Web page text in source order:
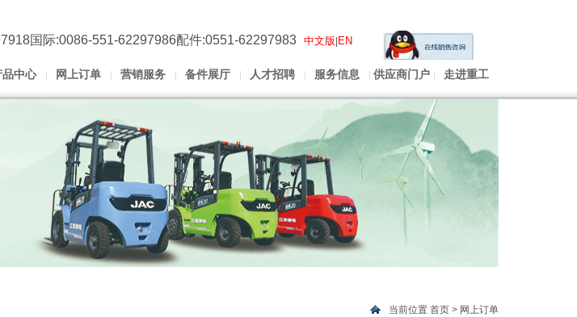
国际:0086-551-62297986配件:0551-62297983 中文版 EN
品中心 网上订单 营销服务 备件展厅 人才招聘 服务信息 供应商门户 走进重工
当前位置 首页 > 网上订单